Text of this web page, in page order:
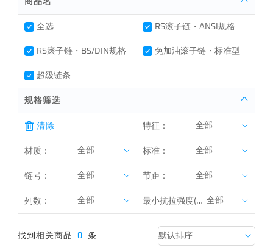
商品名
全选 RS滚子链・ANSI规格
RS滚子链・BS/DIN规格 免加油滚子链・标准型
超级链条
规格筛选
清除 特征：
材质： 标准：
链号： 节距：
列数： 最小抗拉强度(kN)：
找到相关商品 0 条